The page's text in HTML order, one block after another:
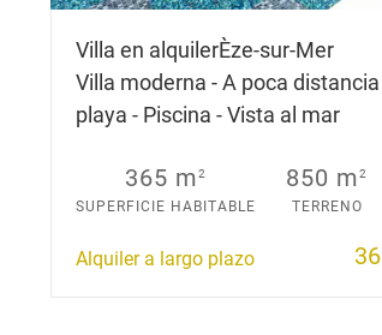
Villa en alquilerÈze-sur-Mer
Villa moderna - A poca
playa - Piscina - Vista al mar
365 m2
SUPERFICIE HABITABLE
850 m2
TERRENO
Alquiler a largo plazo